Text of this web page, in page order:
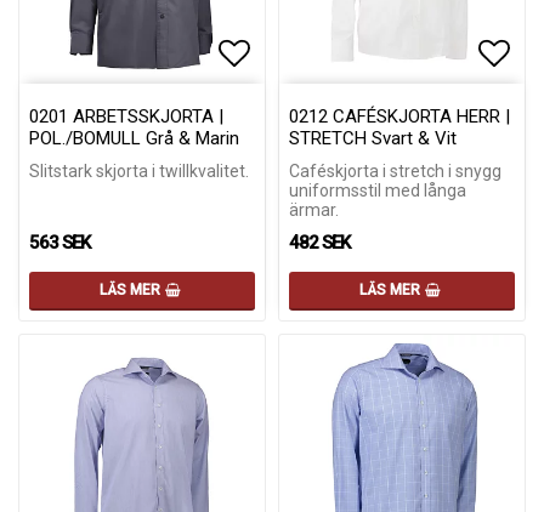
0201 ARBETSSKJORTA |
POL./BOMULL Grå & Marin
Slitstark skjorta i twillkvalitet.
563 SEK
LÄS MER
0212 CAFÉSKJORTA HERR |
STRETCH Svart & Vit
Caféskjorta i stretch i snygg
uniformsstil med långa
ärmar.
482 SEK
LÄS MER